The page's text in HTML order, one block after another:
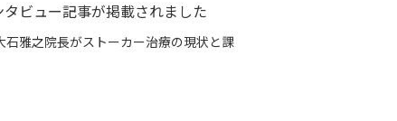
ビュー記事が掲載されました
雅之院長がストーカー治療の現状と課